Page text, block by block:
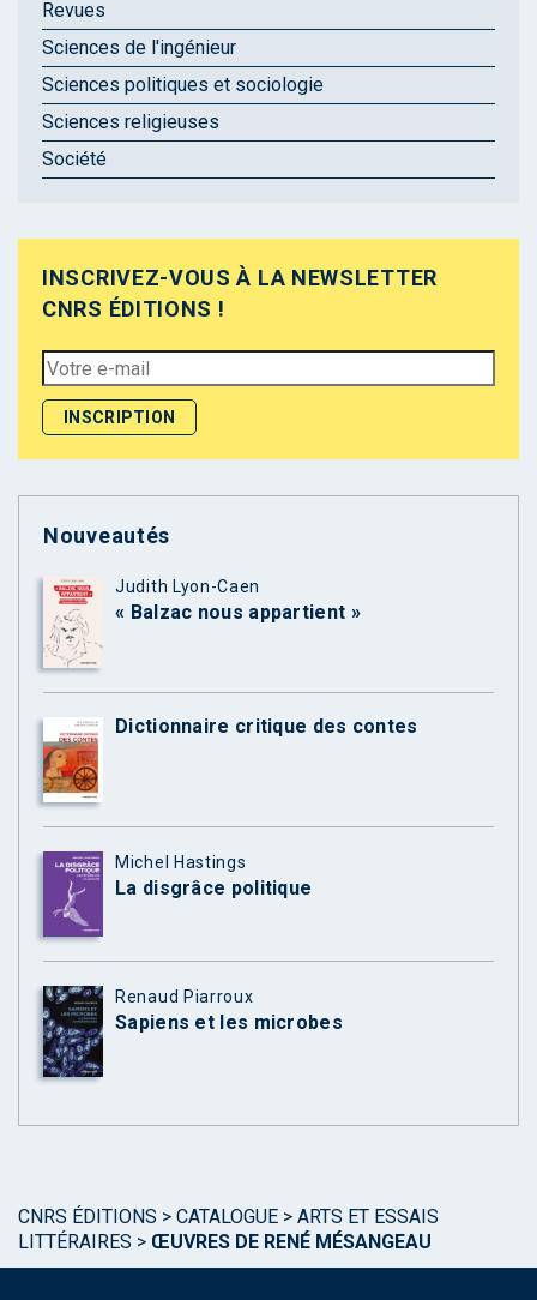
Revues
Sciences de l'ingénieur
Sciences politiques et sociologie
Sciences religieuses
Société
INSCRIVEZ-VOUS À LA NEWSLETTER
CNRS ÉDITIONS !
Nouveautés
Judith Lyon-Caen
« Balzac nous appartient »
Dictionnaire critique des contes
Michel Hastings
La disgrâce politique
Renaud Piarroux
Sapiens et les microbes
CNRS ÉDITIONS > CATALOGUE > ARTS ET ESSAIS
LITTÉRAIRES > ŒUVRES DE RENÉ MÉSANGEAU